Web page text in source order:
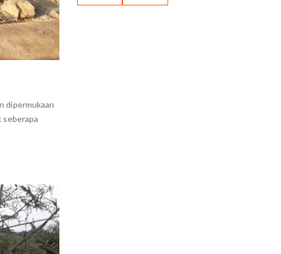
dipermukaan
seberapa